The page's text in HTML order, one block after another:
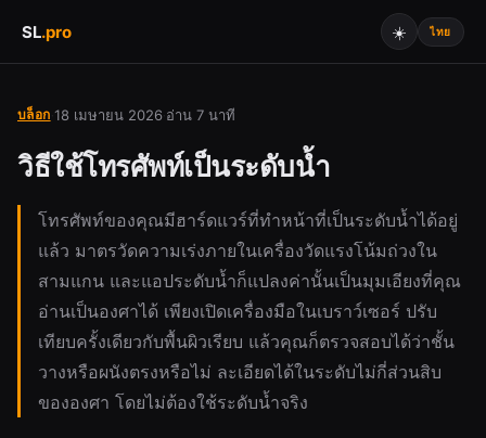
SL.pro ☀️
บล็อก 18 เมษายน 2026· อ่าน 7 นาที
วิธีใช้โทรศัพท์เป็นระดับน้ำ
โทรศัพท์ของคุณมีฮาร์ดแวร์ที่ทำหน้าที่เป็นระดับน้ำได้อยู่
แล้ว มาตรวัดความเร่งภายในเครื่องวัดแรงโน้มถ่วงใน
สามแกน และแอประดับน้ำก็แปลงค่านั้นเป็นมุมเอียงที่คุณ
อ่านเป็นองศาได้ เพียงเปิดเครื่องมือในเบราว์เซอร์ ปรับ
เทียบครั้งเดียวกับพื้นผิวเรียบ แล้วคุณก็ตรวจสอบได้ว่าชั้น
วางหรือผนังตรงหรือไม่ ละเอียดได้ในระดับไม่กี่ส่วนสิบ
ขององศา โดยไม่ต้องใช้ระดับน้ำจริง